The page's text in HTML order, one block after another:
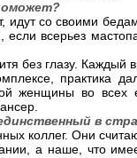
идут со своими
если всерьез
без глазу. Каждый
практика
женщины во всех
в
коллег. Они
а наше, что